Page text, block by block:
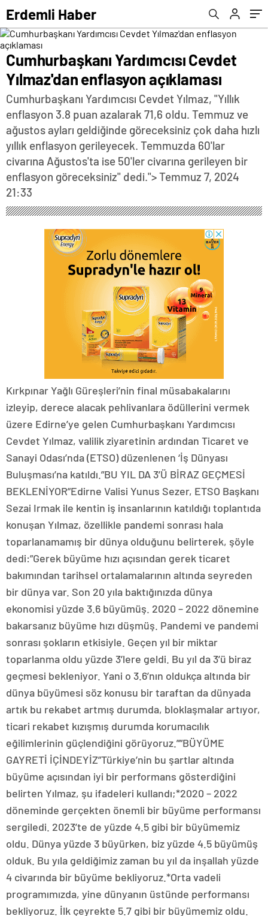
Erdemli Haber
Cumhurbaşkanı Yardımcısı Cevdet
Yılmaz'dan enflasyon açıklaması
Cumhurbaşkanı Yardımcısı Cevdet Yılmaz, "Yıllık
enflasyon 3.8 puan azalarak 71,6 oldu. Temmuz ve
ağustos ayları geldiğinde göreceksiniz çok daha hızlı
yıllık enflasyon gerileyecek. Temmuzda 60'lar
civarına Ağustos'ta ise 50'ler civarına gerileyen bir
enflasyon göreceksiniz" dedi.">Temmuz 7, 2024
21:33
Kırkpınar Yağlı Güreşleri’nin final müsabakalarını
izleyip, derece alacak pehlivanlara ödüllerini vermek
üzere Edirne’ye gelen Cumhurbaşkanı Yardımcısı
Cevdet Yılmaz, valilik ziyaretinin ardından Ticaret ve
Sanayi Odası’nda (ETSO) düzenlenen ‘İş Dünyası
Buluşması’na katıldı.”BU YIL DA 3’Ü BİRAZ GEÇMESİ
BEKLENİYOR”Edirne Valisi Yunus Sezer, ETSO Başkanı
Sezai Irmak ile kentin iş insanlarının katıldığı toplantıda
konuşan Yılmaz, özellikle pandemi sonrası hala
toparlanamamış bir dünya olduğunu belirterek, şöyle
dedi:”Gerek büyüme hızı açısından gerek ticaret
bakımından tarihsel ortalamalarının altında seyreden
bir dünya var. Son 20 yıla baktığınızda dünya
ekonomisi yüzde 3.6 büyümüş. 2020 – 2022 dönemine
bakarsanız büyüme hızı düşmüş. Pandemi ve pandemi
sonrası şokların etkisiyle. Geçen yıl bir miktar
toparlanma oldu yüzde 3’lere geldi. Bu yıl da 3’ü biraz
geçmesi bekleniyor. Yani o 3.6’nın oldukça altında bir
dünya büyümesi söz konusu bir taraftan da dünyada
artık bu rekabet artmış durumda, bloklaşmalar artıyor,
ticari rekabet kızışmış durumda korumacılık
eğilimlerinin güçlendiğini görüyoruz.””BÜYÜME
GAYRETİ İÇİNDEYİZ”Türkiye’nin bu şartlar altında
büyüme açısından iyi bir performans gösterdiğini
belirten Yılmaz, şu ifadeleri kullandı;*2020 – 2022
döneminde gerçekten önemli bir büyüme performansı
sergiledi. 2023’te de yüzde 4.5 gibi bir büyümemiz
oldu. Dünya yüzde 3 büyürken, biz yüzde 4.5 büyümüş
olduk. Bu yıla geldiğimiz zaman bu yıl da inşallah yüzde
4 civarında bir büyüme bekliyoruz.*Orta vadeli
programımızda, yine dünyanın üstünde performansı
bekliyoruz. İlk çeyrekte 5.7 gibi bir büyümemiz oldu.